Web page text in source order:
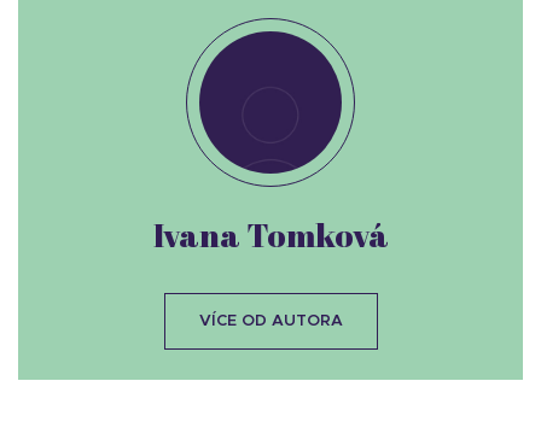
Ivana Tomková
VÍCE OD AUTORA